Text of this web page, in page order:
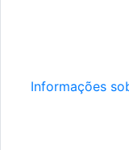
Informações